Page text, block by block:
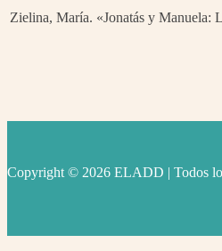
Zielina, María. «Jonatás y Manuela:
Copyright © 2026 ELADD | Todos